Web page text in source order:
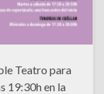
Teatro para
19:30h en la